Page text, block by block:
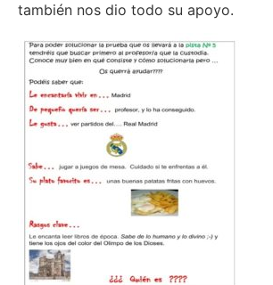
también nos dio todo su apoyo.